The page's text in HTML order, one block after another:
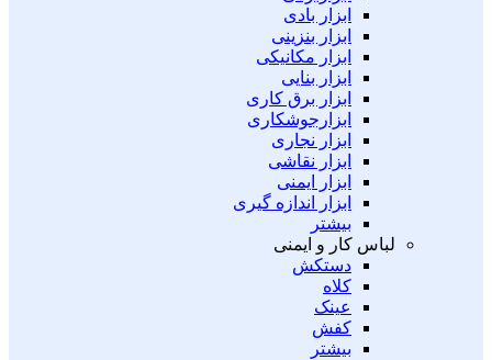
ابزار بادی
ابزار بنزینی
ابزار مکانیکی
ابزار بنایی
ابزار برق کاری
ابزارجوشکاری
ابزار نجاری
ابزار نقاشی
ابزار ایمنی
ابزار اندازه گیری
بیشتر
لباس کار و ایمنی
دستکش
کلاه
عینک
کفش
بیشتر